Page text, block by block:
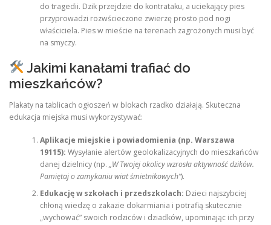
do tragedii. Dzik przejdzie do kontrataku, a uciekający pies
przyprowadzi rozwścieczone zwierzę prosto pod nogi
właściciela. Pies w mieście na terenach zagrożonych musi być
na smyczy.
Jakimi kanałami trafiać do
mieszkańców?
Plakaty na tablicach ogłoszeń w blokach rzadko działają. Skuteczna
edukacja miejska musi wykorzystywać:
Aplikacje miejskie i powiadomienia (np. Warszawa
19115): Wysyłanie alertów geolokalizacyjnych do mieszkańców
danej dzielnicy (np. „W Twojej okolicy wzrosła aktywność dzików.
Pamiętaj o zamykaniu wiat śmietnikowych”).
Edukację w szkołach i przedszkolach: Dzieci najszybciej
chłoną wiedzę o zakazie dokarmiania i potrafią skutecznie
„wychować” swoich rodziców i dziadków, upominając ich przy